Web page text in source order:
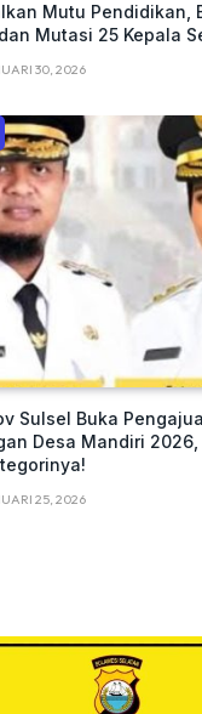
Mutu Pendidikan,
Mutasi 25 Kepala
30, 2026
Sulsel Buka
Desa Mandiri 2026,
25, 2026